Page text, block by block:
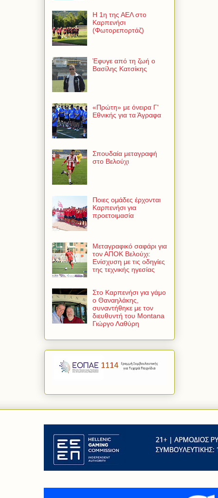
Η 1η της ΑΕΛ στο
Καρπενήσι
(Φωτορεπορτάζ)
Έφυγε από τη ζωή ο
Βασίλης Κατσίκης
«Πρώτη» με όνειρα Γ'
Εθνικής για τα Άγραφα
Σπουδαία μεταγραφή
στο Βελούχι
Ποιες ομάδες έρχονται
Καρπενήσι για
προετοιμασία
Μεταγραφικό σαφάρι για
τον ΑΠΟΚ Βελούχι:
Ενίσχυση με τις οδηγίες
της τεχνικής ηγεσίας
Στο Καρπενήσι για γάμο
ο Θαναηλάκης,
συναντήθηκε με τον
διευθυντή του Montana
Γιώργο Λαθύρη